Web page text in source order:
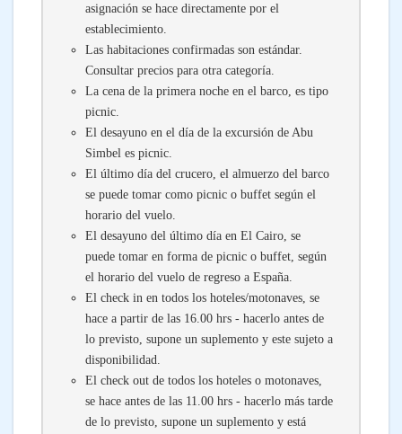
asignación se hace directamente por el
establecimiento.
Las habitaciones confirmadas son estándar.
Consultar precios para otra categoría.
La cena de la primera noche en el barco, es tipo
picnic.
El desayuno en el día de la excursión de Abu
Simbel es picnic.
El último día del crucero, el almuerzo del barco
se puede tomar como picnic o buffet según el
horario del vuelo.
El desayuno del último día en El Cairo, se
puede tomar en forma de picnic o buffet, según
el horario del vuelo de regreso a España.
El check in en todos los hoteles/motonaves, se
hace a partir de las 16.00 hrs - hacerlo antes de
lo previsto, supone un suplemento y este sujeto a
disponibilidad.
El check out de todos los hoteles o motonaves,
se hace antes de las 11.00 hrs - hacerlo más tarde
de lo previsto, supone un suplemento y está